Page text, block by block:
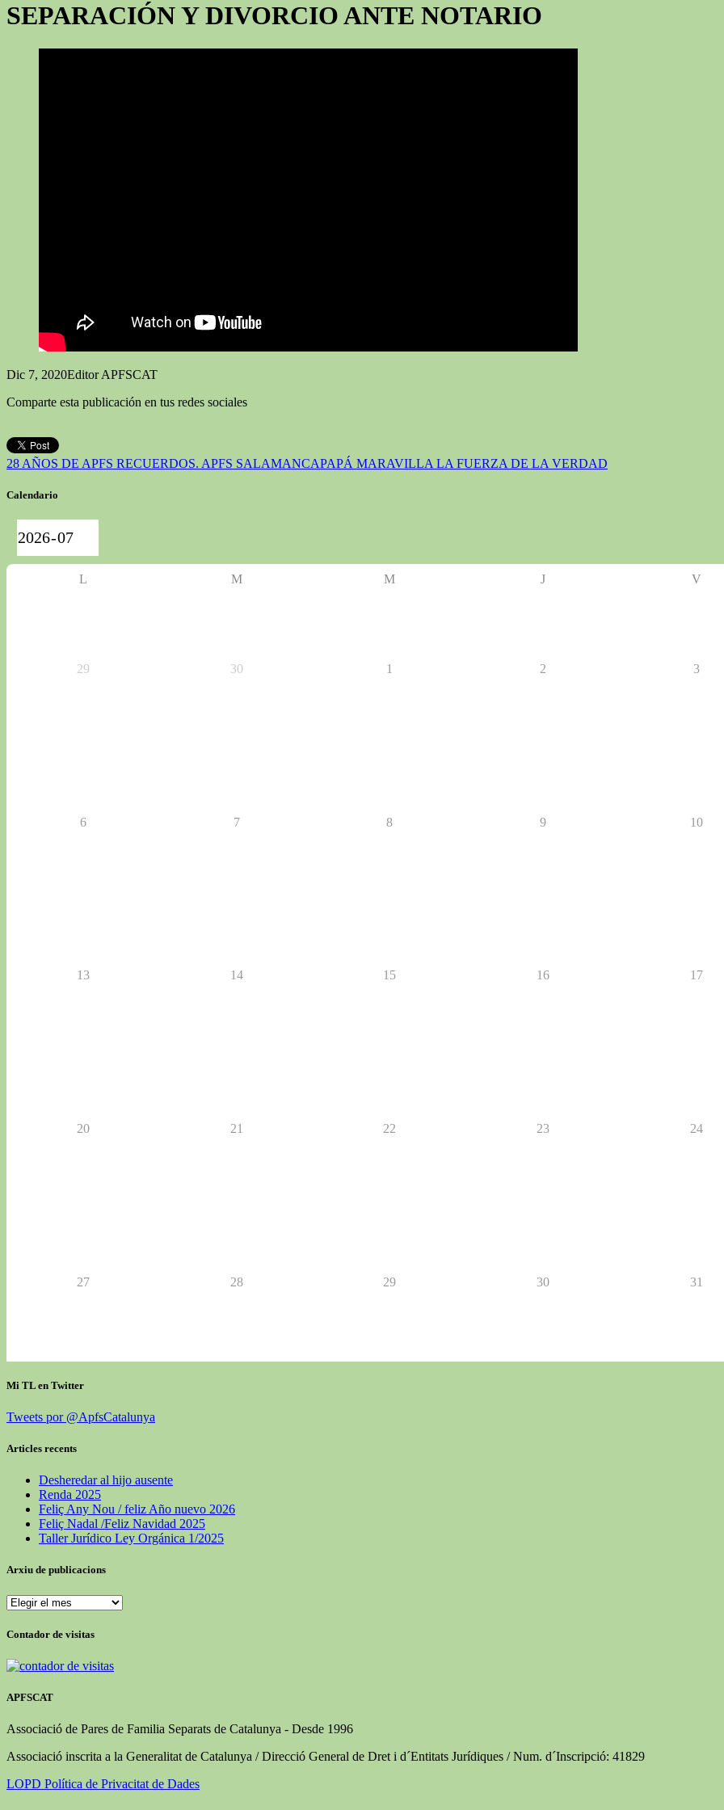
SEPARACIÓN Y DIVORCIO ANTE NOTARIO
Dic 7, 2020Editor APFSCAT
Comparte esta publicación en tus redes sociales
28 AÑOS DE APFS RECUERDOS. APFS SALAMANCAPAPÁ MARAVILLA LA FUERZA DE LA VERDAD
Calendario
L M M J V
29 30 1 2 3
6 7 8 9 10
13 14 15 16 17
20 21 22 23 24
27 28 29 30 31
Mi TL en Twitter
Tweets por @ApfsCatalunya
Articles recents
Desheredar al hijo ausente
Renda 2025
Feliç Any Nou / feliz Año nuevo 2026
Feliç Nadal /Feliz Navidad 2025
Taller Jurídico Ley Orgánica 1/2025
Arxiu de publicacions
Arxiu
publicacions
Contador de visitas
APFSCAT
Associació de Pares de Familia Separats de Catalunya - Desde 1996
Associació inscrita a la Generalitat de Catalunya / Direcció General de Dret i d´Entitats Jurídiques / Num. d´Inscripció: 41829
LOPD Política de Privacitat de Dades